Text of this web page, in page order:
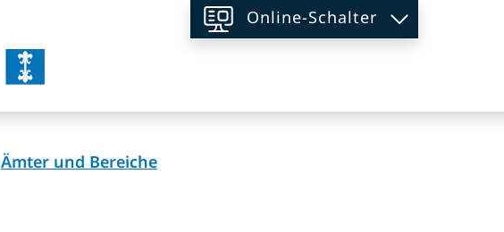
Online-Schalter
Ämter und Bereiche(ausgewählt)